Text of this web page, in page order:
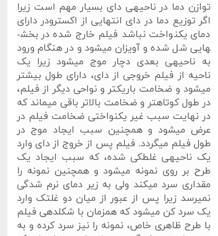
توازن دما در ناحیه­ی دای بسیار مهم است زیرا
اگر توزیع دما در دای انتهایی از اکسترودر دارای
دمای یکنواخت نباشد فیلم خارج شده در بخش­
هایی شل شده و آویزان می­شود و در هنگام ورود
به ناحیه­ی بعدی دچار موج می­شود زیرا یک
ناحیه از فیلم خروجی از دای، دارای طول بیشتر
می­شود و ضخامت باریک­تر و نواحی دیگر از فیلم،
در طول کوتاه­تر و ضخامت بالاتر باقی می­ماند که
در نهایت سبب غیر یکنواختی ضخامت فیلم در
عرض می­شود و همچنین سبب ایجاد موج در
طول فیلم می­گردد. فیلم پس از خروج از دای وارد
یک ناحیه­ی غلطکی شده، که سبب ایجاد یک
طرح بر روی نمونه­ می­شود و همچنین نمونه را
مقداری سرد می­کند ولی به زیر دمای نرم شدگی
نمی­رسد زیرا پس از عبور از میان دو غلتک وارد
یک سرد کن می­شود که همزمان با شکلدهی فیلم
با طرح ظاهری خاص، نمونه را نیز سرد کرده و به